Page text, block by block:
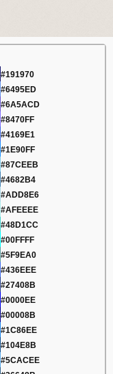
#191970
#6495ED
#6A5ACD
#8470FF
#4169E1
#1E90FF
#87CEEB
#4682B4
#ADD8E6
#AFEEEE
#48D1CC
#00FFFF
#5F9EA0
#436EEE
#27408B
#0000EE
#00008B
#1C86EE
#104E8B
#5CACEE